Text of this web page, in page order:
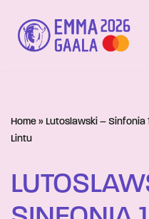
Siirry
suoraan
Home » Lutoslawski – Sinfonia
Lintu